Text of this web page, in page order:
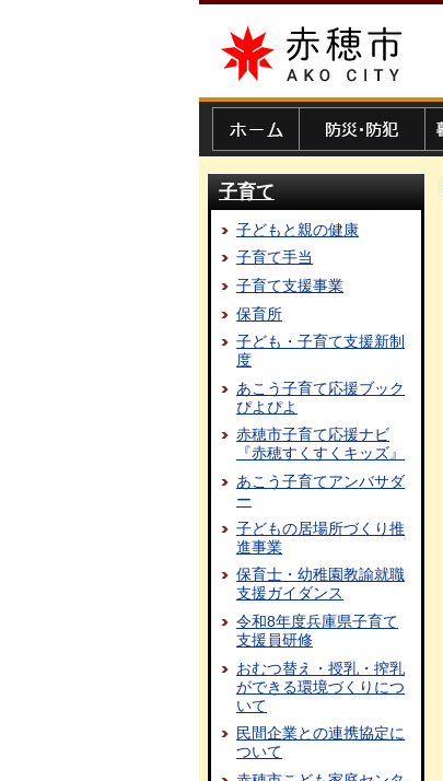
赤穂市
子育て
子どもと親の健康
子育て手当
子育て支援事業
保育所
子ども・子育て支援新制
度
あこう子育て応援ブック
ぴよぴよ
赤穂市子育て応援ナビ
『赤穂すくすくキッズ』
あこう子育てアンバサダ
ー
子どもの居場所づくり推
進事業
保育士・幼稚園教諭就職
支援ガイダンス
令和8年度兵庫県子育て
支援員研修
おむつ替え・授乳・搾乳
ができる環境づくりにつ
いて
民間企業との連携協定に
ついて